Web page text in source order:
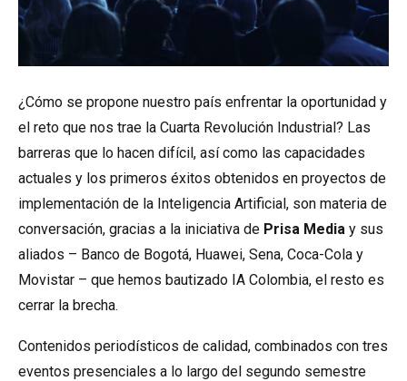
¿Cómo se propone nuestro país enfrentar la oportunidad y
el reto que nos trae la Cuarta Revolución Industrial? Las
barreras que lo hacen difícil, así como las capacidades
actuales y los primeros éxitos obtenidos en proyectos de
implementación de la Inteligencia Artificial, son materia de
conversación, gracias a la iniciativa de Prisa Media y sus
aliados – Banco de Bogotá, Huawei, Sena, Coca-Cola y
Movistar – que hemos bautizado IA Colombia, el resto es
cerrar la brecha.
Contenidos periodísticos de calidad, combinados con tres
eventos presenciales a lo largo del segundo semestre